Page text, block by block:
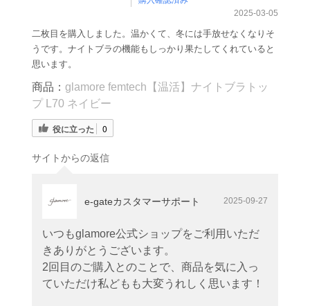
2025-03-05
二枚目を購入しました。温かくて、冬には手放せなくなりそ
うです。ナイトブラの機能もしっかり果たしてくれていると
思います。
商品： glamore femtech【温活】ナイトブラトッ
プ L70 ネイビー
役に立った 0
サイトからの返信
e-gateカスタマーサポート 2025-09-27
いつもglamore公式ショップをご利用いただ
きありがとうございます。
2回目のご購入とのことで、商品を気に入っ
ていただけ私どもも大変うれしく思います！